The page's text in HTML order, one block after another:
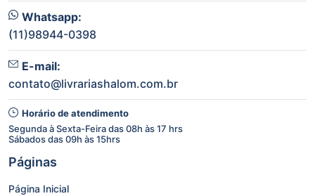
Whatsapp:
(11)98944-0398
E-mail:
contato@livrariashalom.com.br
Horário de atendimento
Segunda à Sexta-Feira das 08h às 17 hrs
Sábados das 09h às 15hrs
Páginas
Página Inicial